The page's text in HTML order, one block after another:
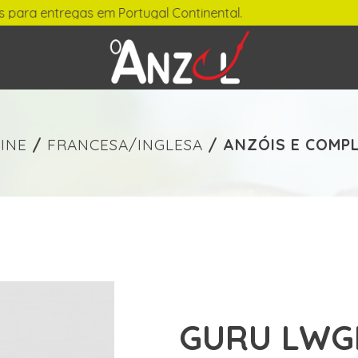
- € min./max.
em Portugal Continental.
/ FRANCESA/INGLESA / ANZÓIS E
GURU